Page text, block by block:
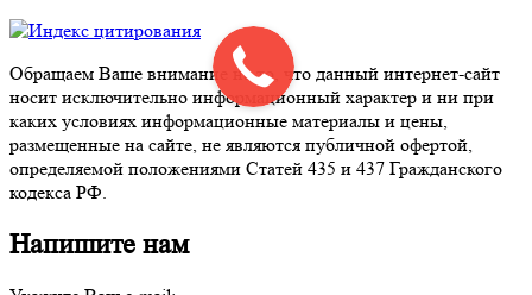
Обращаем Ваше внимание на то, что данный интернет-сайт
носит исключительно информационный характер и ни при
каких условиях информационные материалы и цены,
размещенные на сайте, не являются публичной офертой,
определяемой положениями Статей 435 и 437 Гражданского
кодекса РФ.
Напишите нам